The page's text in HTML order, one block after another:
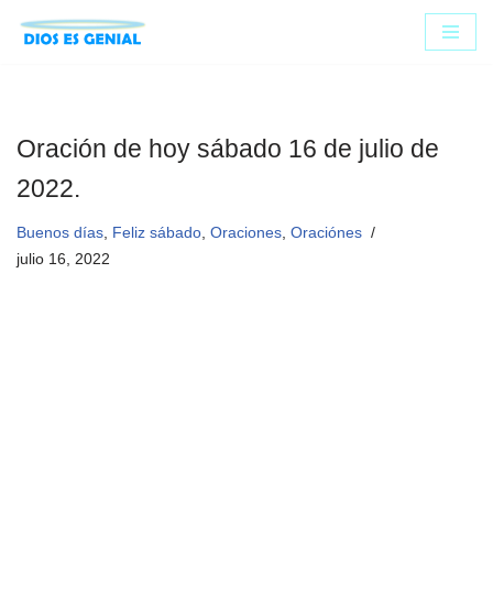
Oración de hoy sábado 16 de julio de
2022.
Buenos días, Feliz sábado, Oraciones, Oraciónes
julio 16, 2022